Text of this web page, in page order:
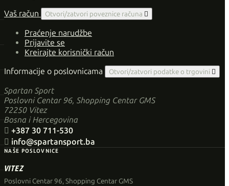
Vaš račun
Otvori/zatvori poveznice računa 
Praćenje narudžbe
Prijavite se
Kreirajte korisnički račun
Informacije o poslovnicama
Otvori/zatvori podatke o trgovini 
Spartan Sport
Poslovni Centar 96, Shopping Centar GMS
72250 Vitez
Bosna i Hercegovina
 +387 30 711-530
 info@spartansport.ba
NAŠE POSLOVNICE
VITEZ
Poslovni Centar 96, Shopping Centar GMS